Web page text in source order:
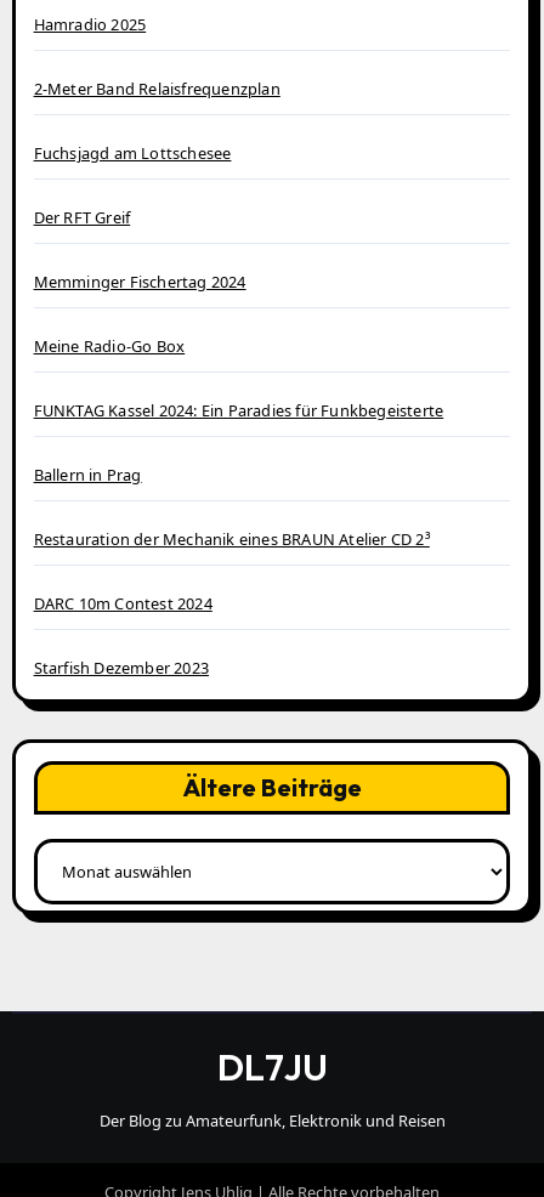
Hamradio 2025
2-Meter Band Relaisfrequenzplan
Fuchsjagd am Lottschesee
Der RFT Greif
Memminger Fischertag 2024
Meine Radio-Go Box
FUNKTAG Kassel 2024: Ein Paradies für Funkbegeisterte
Ballern in Prag
Restauration der Mechanik eines BRAUN Atelier CD 2³
DARC 10m Contest 2024
Starfish Dezember 2023
Ältere Beiträge
Ältere
Beiträge
DL7JU
Der Blog zu Amateurfunk, Elektronik und Reisen
Copyright Jens Uhlig | Alle Rechte vorbehalten